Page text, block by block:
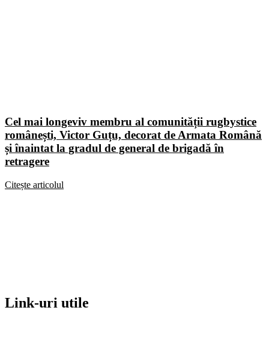
Cel mai longeviv membru al comunității rugbystice
românești, Victor Guțu, decorat de Armata Română
și înaintat la gradul de general de brigadă în
retragere
Citește articolul
Link-uri utile